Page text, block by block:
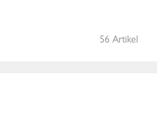
56 Artikel